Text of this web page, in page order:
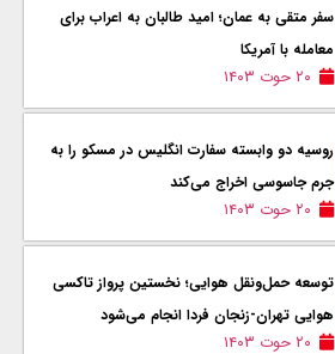
سفر متقی به عمان؛ امید طالبان به اعراب برای
معامله با آمریکا
۲۰ حوت ۱۴۰۳
روسیه دو وابسته سفارت انگلیس در مسکو را به
جرم جاسوسی اخراج می‌کند
۲۰ حوت ۱۴۰۳
توسعه حمل‌ونقل هوایی؛ نخستین پرواز تاکسی
هوایی تهران-زنجان فردا انجام می‌شود
۲۰ حوت ۱۴۰۳